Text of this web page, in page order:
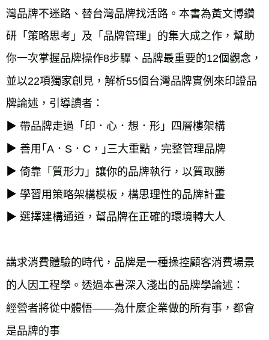
灣品牌不迷路、替台灣品牌找活路。本書為黃文博鑽
研「策略思考」及「品牌管理」的集大成之作，幫助
你一次掌握品牌操作8步驟、品牌最重要的12個觀念，
並以22項獨家創見，解析55個台灣品牌實例來印證品
牌論述，引導讀者：
▶︎
▶︎
▶︎
▶︎ 選擇建構通道，幫品牌在正確的環境轉大人
講求消費體驗的時代，品牌是一種操控顧客消費場景
的人因工程學。透過本書深入淺出的品牌學論述：
經營者將從中體悟——為什麼企業做的所有事，都會
是品牌的事